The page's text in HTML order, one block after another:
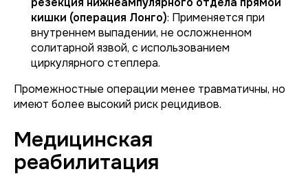
кишки (операция Лонго): Применяется при
внутреннем выпадении, не осложненном
солитарной язвой, с использованием
циркулярного степлера.
Промежностные операции менее травматичны, но
имеют более высокий риск рецидивов.
Медицинская
реабилитация